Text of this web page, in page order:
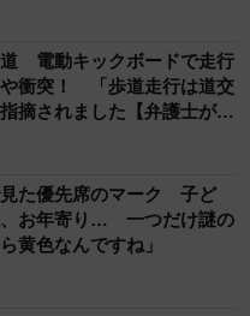
電動キックボードで走行
衝突！ 「歩道走行は道交
摘されました【弁護士が解
見た優先席のマーク 子ど
、お年寄り… 一つだけ謎の
黄色なんですね」